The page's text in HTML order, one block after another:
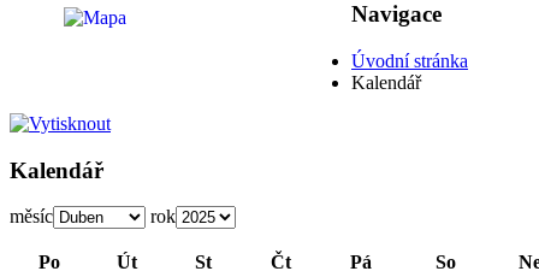
Navigace
Úvodní stránka
Kalendář
Kalendář
měsíc rok
Po Út St Čt Pá So